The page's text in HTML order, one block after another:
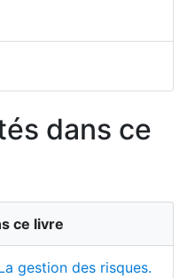
dans ce
ce livre
gestion des risques.